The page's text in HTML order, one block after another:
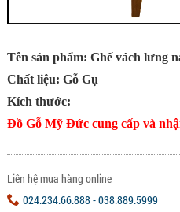
Tên sản phẩm: Ghế vách lưng
Chất liệu: Gỗ Gụ
Kích thước:
Đồ Gỗ Mỹ Đức cung cấp và
Liên hệ mua hàng online
024.234.66.888 - 038.889.5999